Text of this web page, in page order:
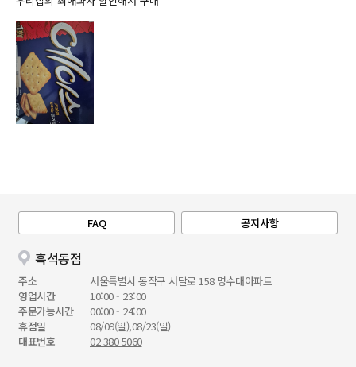
FAQ 공지사항
흑석동점
주소
서울특별시 동작구 서달로 158 명수대아파트
영업시간
10:00 - 23:00
주문가능시간
00:00 - 24:00
휴점일
08/09(일),08/23(일)
대표번호
02 380 5060